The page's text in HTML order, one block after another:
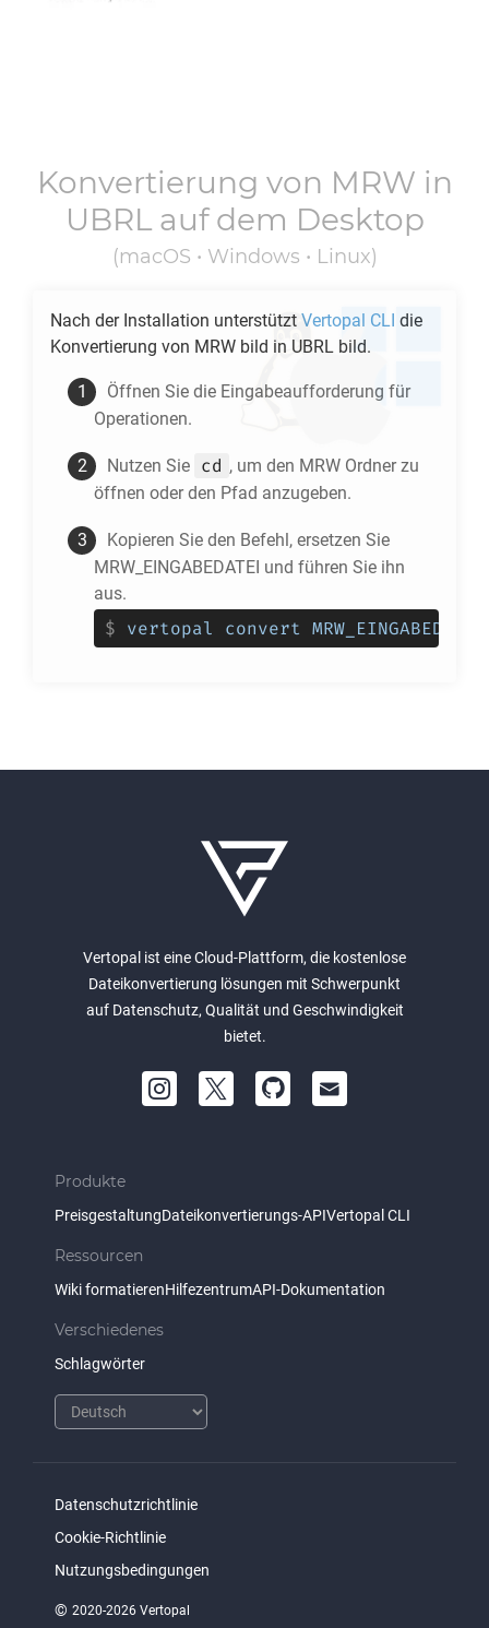
Konvertierung von MRW in
UBRLauf dem Desktop
(macOS • Windows • Linux)
Nach der Installation unterstützt Vertopal CLI die
Konvertierung von MRW bild in UBRL bild.
Öffnen Sie die Eingabeaufforderung für
Operationen.
Nutzen Sie cd , um den MRW Ordner zu
öffnen oder den Pfad anzugeben.
Kopieren Sie den Befehl, ersetzen Sie
MRW_EINGABEDATEI und führen Sie ihn
aus.
$ vertopal convert
Vertopal ist eine Cloud-Plattform, die kostenlose
Dateikonvertierung lösungen mit Schwerpunkt
auf Datenschutz, Qualität und Geschwindigkeit
bietet.
Produkte
PreisgestaltungDateikonvertierungs-APIVertopal CLI
Ressourcen
Wiki formatierenHilfezentrumAPI-Dokumentation
Verschiedenes
Schlagwörter
Datenschutzrichtlinie
Cookie-Richtlinie
Nutzungsbedingungen
© 2020-2026 Vertopal